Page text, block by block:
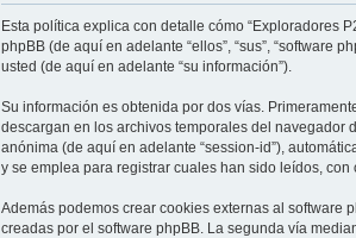
Esta política explica con detalle cómo “Exploradores
phpBB (de aquí en adelante “ellos”, “sus”, “software
usted (de aquí en adelante “su información”).
Su información es obtenida por dos vías.
descargan en los archivos temporales del navegador
anónima (de aquí en adelante “session-id”),
y se emplea para registrar cuales han sido leídos,
Además podemos crear cookies externas al software
creadas por el software phpBB. La segunda vía